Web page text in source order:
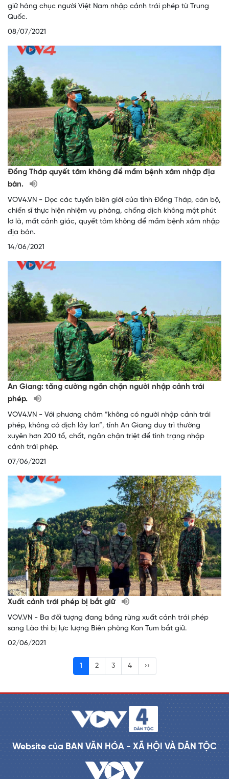
giữ hàng chục người Việt Nam nhập cảnh trái phép từ Trung
Quốc.
08/07/2021
Đồng Tháp quyết tâm không để mầm bệnh xâm nhập địa
bàn.
VOV4.VN - Dọc các tuyến biên giới của tỉnh Đồng Tháp, cán bộ,
chiến sĩ thực hiện nhiệm vụ phòng, chống dịch không một phút
lơ là, mất cảnh giác, quyết tâm không để mầm bệnh xâm nhập
địa bàn.
14/06/2021
An Giang: tăng cường ngăn chặn người nhập cảnh trái
phép.
VOV4.VN - Với phương châm “không có người nhập cảnh trái
phép, không có dịch lây lan”, tỉnh An Giang duy trì thường
xuyên hơn 200 tổ, chốt, ngăn chặn triệt để tình trạng nhập
cảnh trái phép.
07/06/2021
Xuất cảnh trái phép bị bắt giữ
VOV.VN - Ba đối tượng đang băng rừng xuất cảnh trái phép
sang Lào thì bị lực lượng Biên phòng Kon Tum bắt giữ.
02/06/2021
1 2 3 4 ››
Website của BAN VĂN HÓA - XÃ HỘI VÀ DÂN TỘC